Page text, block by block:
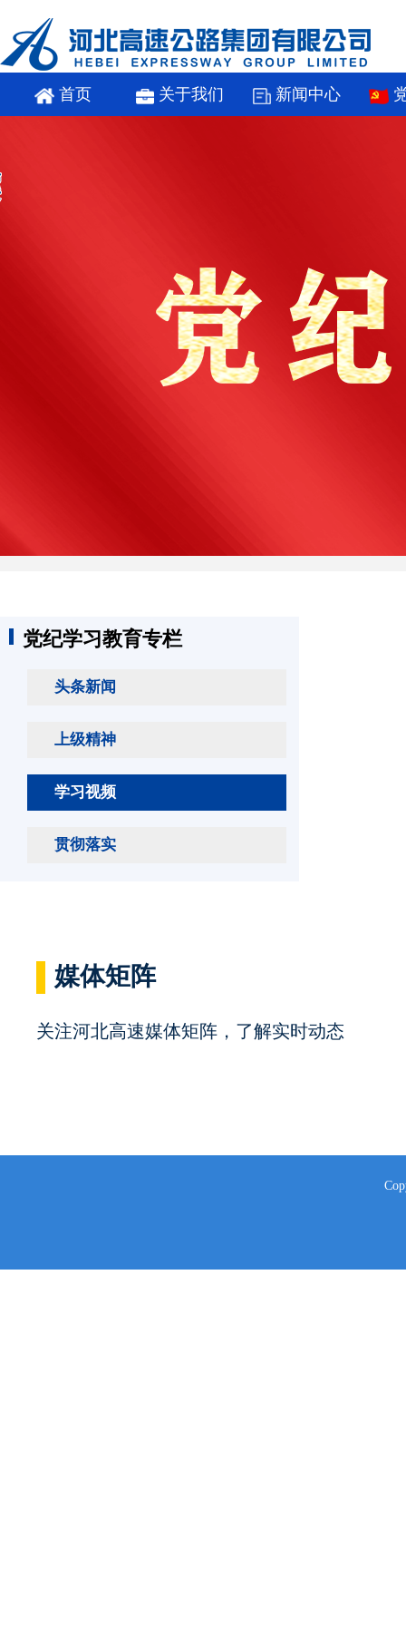
首页 关于我们 新闻中心
党纪学习教育专栏
头条新闻
上级精神
学习视频
贯彻落实
媒体矩阵
关注河北高速媒体矩阵，了解实时动态